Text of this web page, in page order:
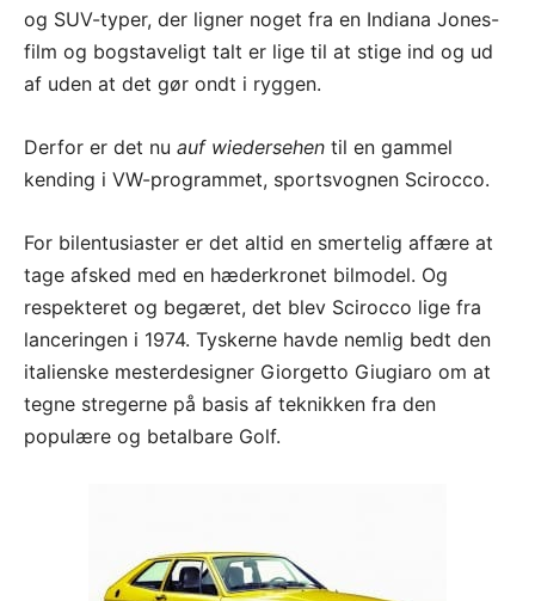
og SUV-typer, der ligner noget fra en Indiana Jones-
film og bogstaveligt talt er lige til at stige ind og ud
af uden at det gør ondt i ryggen.
Derfor er det nu auf wiedersehen til en gammel
kending i VW-programmet, sportsvognen Scirocco.
For bilentusiaster er det altid en smertelig affære at
tage afsked med en hæderkronet bilmodel. Og
respekteret og begæret, det blev Scirocco lige fra
lanceringen i 1974. Tyskerne havde nemlig bedt den
italienske mesterdesigner Giorgetto Giugiaro om at
tegne stregerne på basis af teknikken fra den
populære og betalbare Golf.